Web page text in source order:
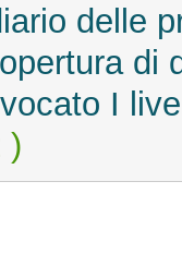
delle
di
I
)